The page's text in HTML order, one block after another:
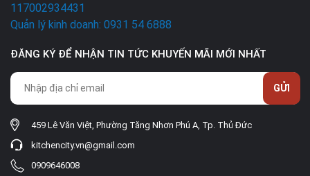
117002934431
Quản lý kinh doanh: 0931 54 6888
ĐĂNG KÝ ĐỂ NHẬN TIN TỨC KHUYẾN MÃI MỚI NHẤT
GỬI
459 Lê Văn Việt, Phường Tăng Nhơn Phú A, Tp. Thủ Đức
kitchencity.vn@gmail.com
0909646008